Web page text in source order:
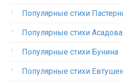
Популярные стихи
Популярные стихи Асадова
Популярные стихи Бунина
Популярные стихи